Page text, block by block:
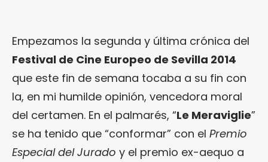
Empezamos la segunda y última crónica del
Festival de Cine Europeo de Sevilla 2014
que este fin de semana tocaba a su fin con
la, en mi humilde opinión, vencedora moral
del certamen. En el palmarés, “Le Meraviglie”
se ha tenido que “conformar” con el Premio
Especial del Jurado y el premio ex-aequo a